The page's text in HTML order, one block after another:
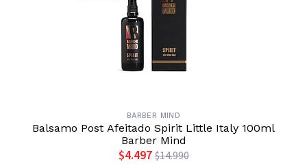
BARBER MIND
Balsamo Post Afeitado Spirit Little Italy 100ml
Barber Mind
$4.497 $14.990